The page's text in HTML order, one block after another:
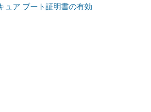
ュア ブート証明書の有効